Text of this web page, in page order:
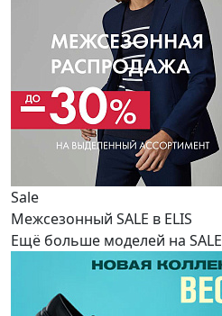
Sale
Межсезонный SALE в ELIS
Ещё больше моделей на SALE